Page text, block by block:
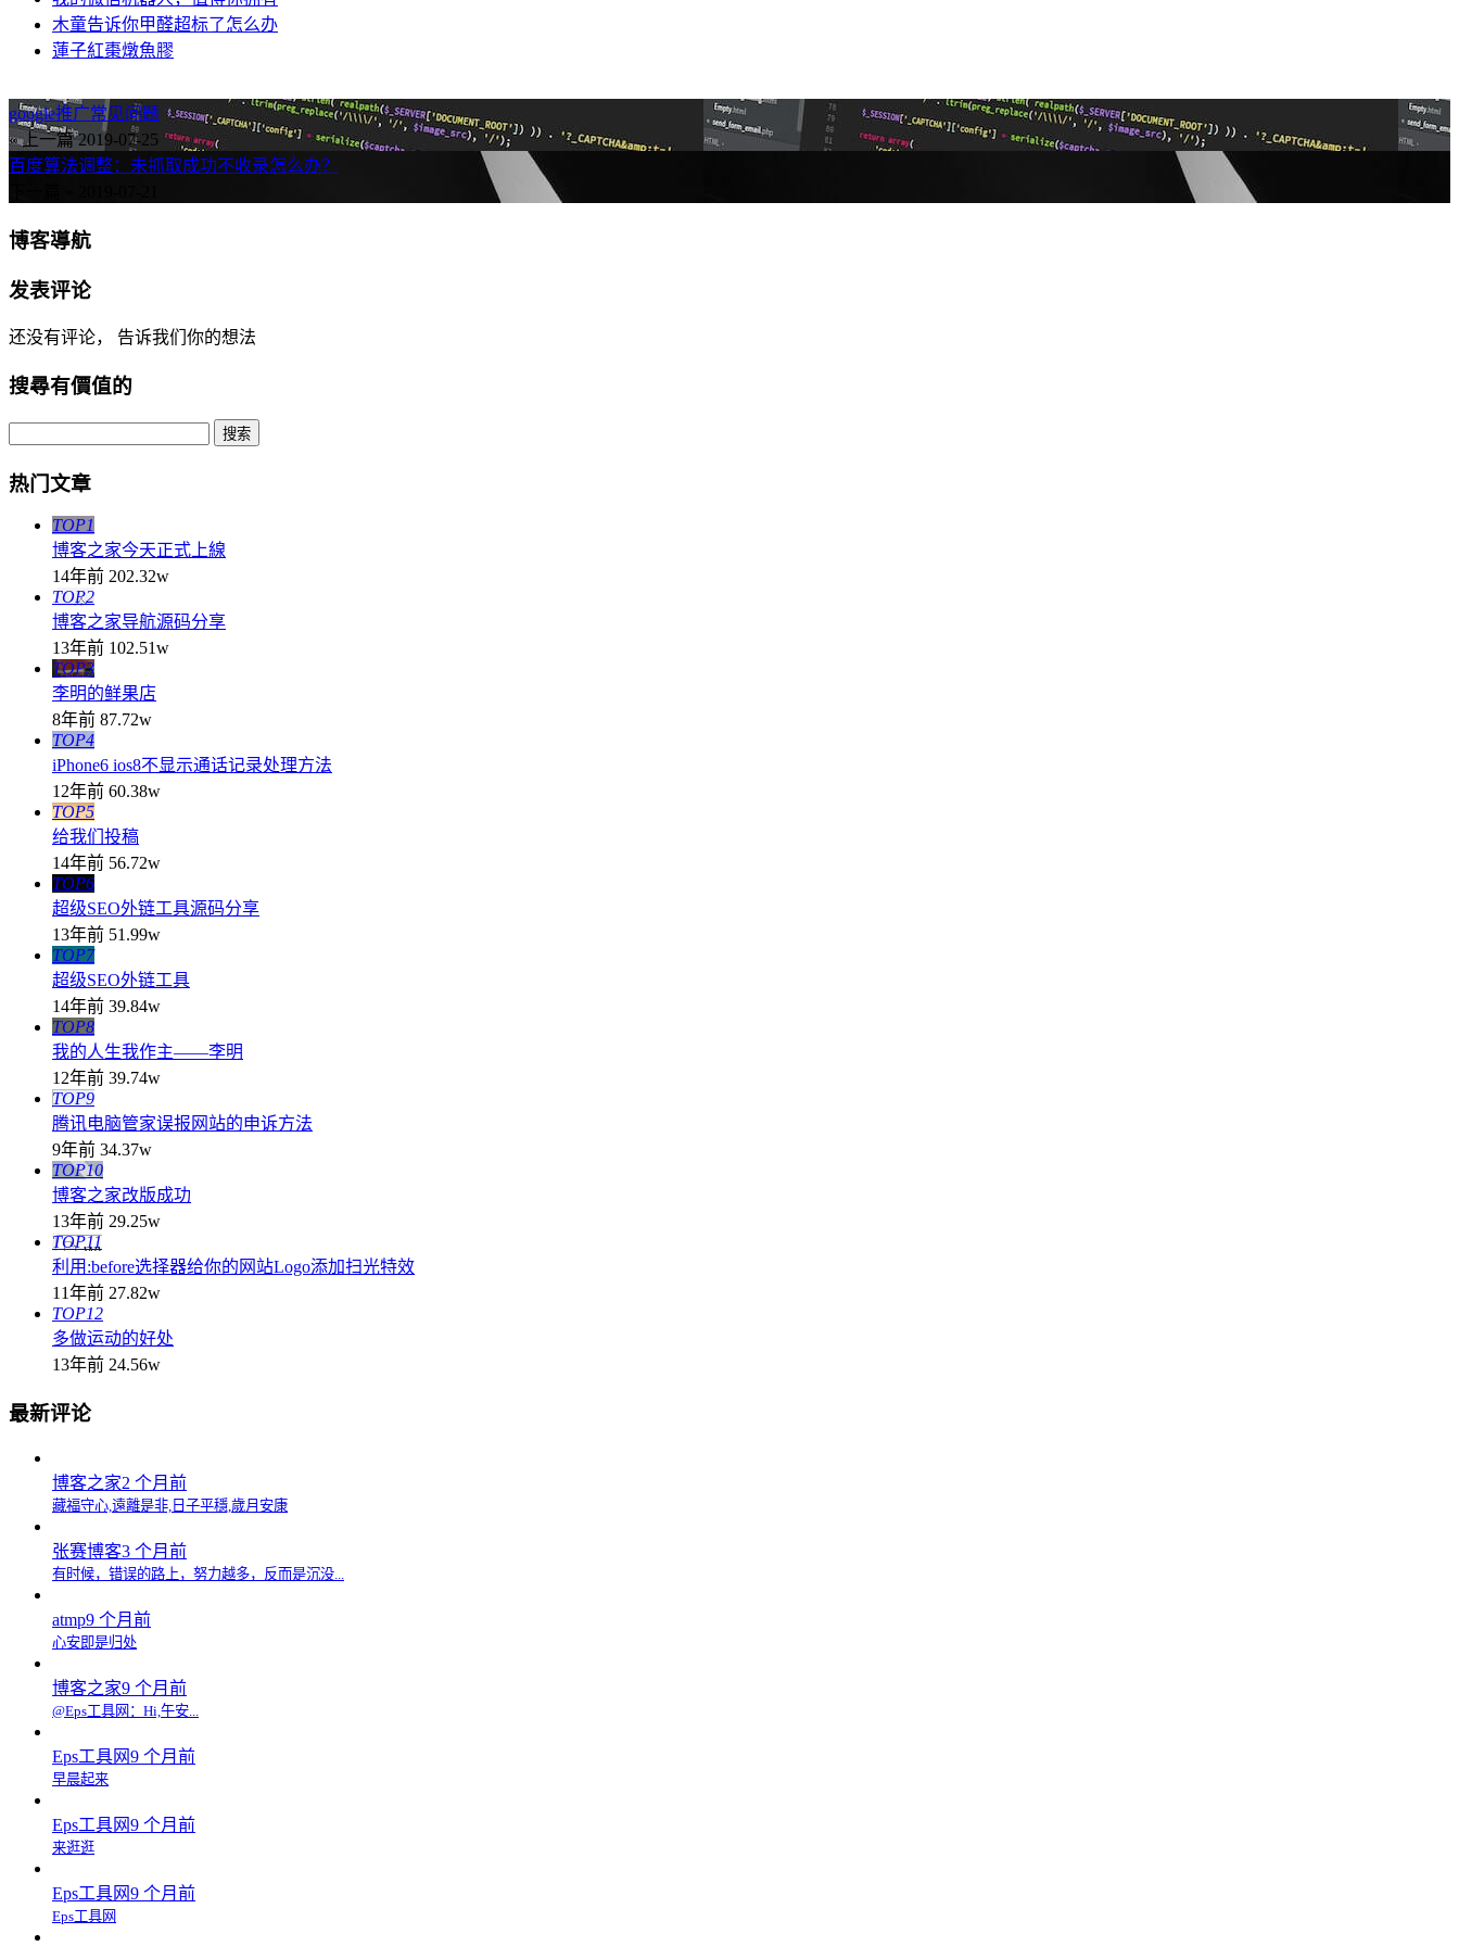
木童告诉你甲醛超标了怎么办
蓮子紅棗燉魚膠
google推广常见问题
« 上一篇 2019-07-25
百度算法调整：未抓取成功不收录怎么办？
博客導航
发表评论
还没有评论， 告诉我们你的想法
搜尋有價值的
热门文章
TOP1
博客之家今天正式上線
14年前 202.32w
TOP2
博客之家导航源码分享
13年前 102.51w
TOP3
李明的鲜果店
8年前 87.72w
TOP4
iPhone6 ios8不显示通话记录处理方法
12年前 60.38w
TOP5
给我们投稿
14年前 56.72w
TOP6
超级SEO外链工具源码分享
13年前 51.99w
TOP7
超级SEO外链工具
14年前 39.84w
TOP8
我的人生我作主——李明
12年前 39.74w
TOP9
腾讯电脑管家误报网站的申诉方法
9年前 34.37w
TOP10
博客之家改版成功
13年前 29.25w
TOP11
利用:before选择器给你的网站Logo添加扫光特效
11年前 27.82w
TOP12
多做运动的好处
13年前 24.56w
最新评论
博客之家2 个月前
藏福守心,遠離是非,日子平穩,歲月安康
张赛博客3 个月前
有时候，错误的路上，努力越多，反而是沉没...
atmp9 个月前
心安即是归处
博客之家9 个月前
@Eps工具网：Hi,午安...
Eps工具网9 个月前
早晨起来
Eps工具网9 个月前
来逛逛
Eps工具网9 个月前
Eps工具网